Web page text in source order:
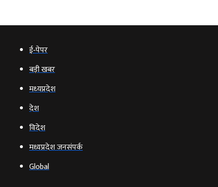
ई‑पेपर
बड़ी खबर
मध्‍यप्रदेश
देश
विदेश
मध्यप्रदेश जनसंपर्क
Global